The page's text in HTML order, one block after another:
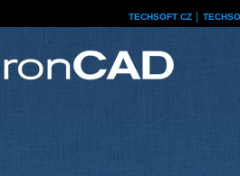
TECHSOFT CZ